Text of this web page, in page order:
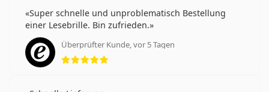
Super schnelle und unproblematisch Bestellung
einer Lesebrille. Bin zufrieden.
Überprüfter Kunde, vor 5 Tagen
Bewertung 5 aus 5